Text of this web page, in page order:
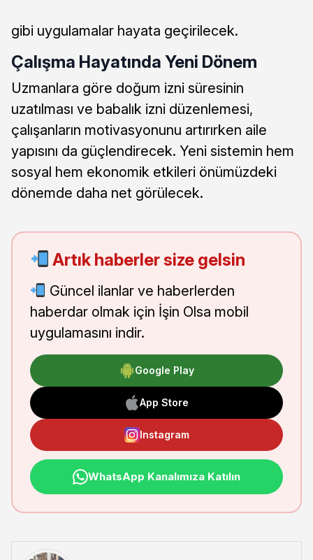
gibi uygulamalar hayata geçirilecek.
Çalışma Hayatında Yeni Dönem
Uzmanlara göre doğum izni süresinin
uzatılması ve babalık izni düzenlemesi,
çalışanların motivasyonunu artırırken aile
yapısını da güçlendirecek. Yeni sistemin hem
sosyal hem ekonomik etkileri önümüzdeki
dönemde daha net görülecek.
Artık haberler size gelsin
Güncel ilanlar ve haberlerden
haberdar olmak için İşin Olsa mobil
uygulamasını indir.
Google Play
App Store
Instagram
WhatsApp Kanalımıza Katılın